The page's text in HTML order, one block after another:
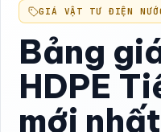
GIÁ VẬT TƯ ĐIỆN
Bảng
HDPE
mới